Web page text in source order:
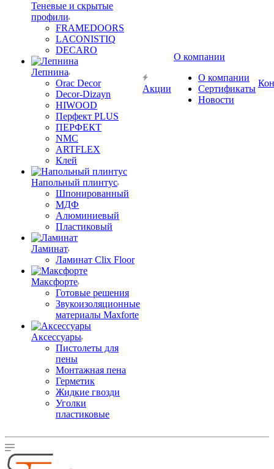
Теневые и скрытые
профили
FRAMEDOORS
LACONISTIQ
DECARO
Лепнина
Orac Decor
Decor-Dizayn
HIWOOD
Перфект PLUS
ПЕРФЕКТ
NMC
ARTFLEX
Клей
Напольный плинтус
Шпонированный
МДФ
Алюминиевый
Пластиковый
Ламинат
Ламинат Clix Floor
Максфорте
Готовые решения
Звукоизоляционные
материалы Maxforte
Аксессуары
Пистолеты для
пены
Монтажная пена
Герметик
Жидкие гвозди
Уголки
пластиковые
Акции
О компании
О компании
Сертификаты
Новости